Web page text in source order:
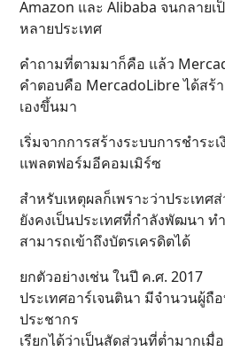
Amazon และ Alibaba จนกลาย
หลายประเทศ
คำถามที่ตามมาก็คือ แล้ว
คำตอบคือ MercadoLibre ได้สร้า
เองขึ้นมา
เริ่มจากการสร้างระบบการชำระ
แพลตฟอร์มอีคอมเมิร์ซ
สำหรับเหตุผลก็เพราะว่าประเท
ยังคงเป็นประเทศที่กำลังพัฒนา
สามารถเข้าถึงบัตรเครดิตได้
ยกตัวอย่างเช่น ในปี ค.ศ. 2017
ประเทศอาร์เจนตินา มีจำนวนผู้ถื
ประชากร
เรียกได้ว่าเป็นสัดส่วนที่ต่ำมากเมื่